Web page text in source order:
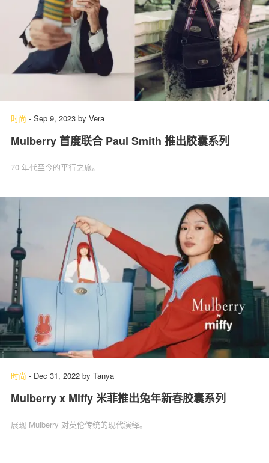
时尚 - Sep 9, 2023 by Vera
Mulberry 首度联合 Paul Smith 推出胶囊系列
70 年代至今的平行之旅。
时尚 - Dec 31, 2022 by Tanya
Mulberry x Miffy 米菲推出兔年新春胶囊系列
展现 Mulberry 对英伦传统的现代演绎。